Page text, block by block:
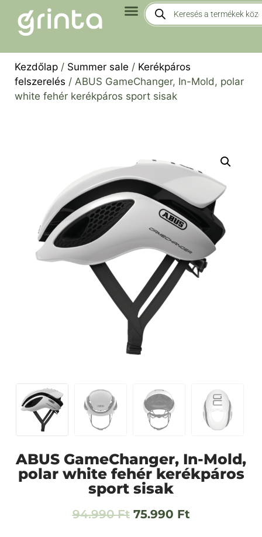
Kezdőlap / Summer sale / Kerékpáros
felszerelés / ABUS GameChanger, In-Mold, polar
white fehér kerékpáros sport sisak
ABUS GameChanger, In-Mold,
polar white fehér kerékpáros
sport sisak
94.990Ft 75.990 Ft